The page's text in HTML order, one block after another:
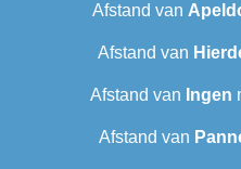
Afstand van
Afstand van
Afstand van Ingen
Afstand van